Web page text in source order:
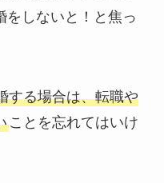
をしないと！と焦っ
する場合は、転職や
ことを忘れてはいけ